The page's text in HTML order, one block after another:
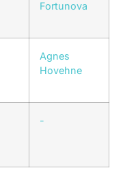
Fortunova
Agnes
Hovehne
-